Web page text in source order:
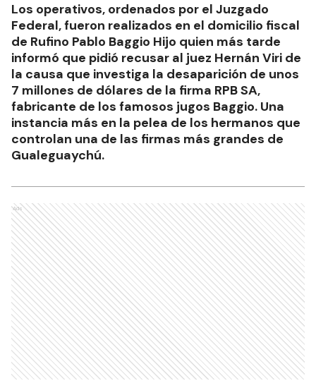
Los operativos, ordenados por el Juzgado
Federal, fueron realizados en el domicilio fiscal
de Rufino Pablo Baggio Hijo quien más tarde
informó que pidió recusar al juez Hernán Viri de
la causa que investiga la desaparición de unos
7 millones de dólares de la firma RPB SA,
fabricante de los famosos jugos Baggio. Una
instancia más en la pelea de los hermanos que
controlan una de las firmas más grandes de
Gualeguaychú.
Ads